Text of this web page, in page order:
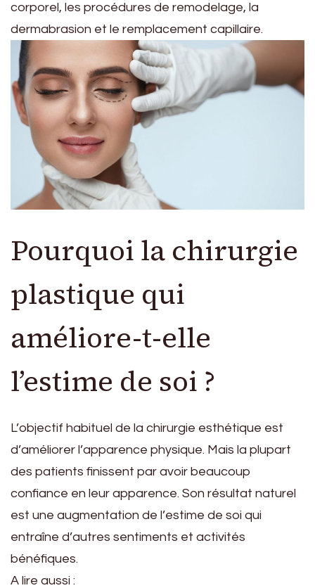
corporel, les procédures de remodelage, la
dermabrasion et le remplacement capillaire.
Pourquoi la chirurgie
plastique qui
améliore-t-elle
l’estime de soi ?
L’objectif habituel de la chirurgie esthétique est
d’améliorer l’apparence physique. Mais la plupart
des patients finissent par avoir beaucoup
confiance en leur apparence. Son résultat naturel
est une augmentation de l’estime de soi qui
entraîne d’autres sentiments et activités
bénéfiques.
A lire aussi :